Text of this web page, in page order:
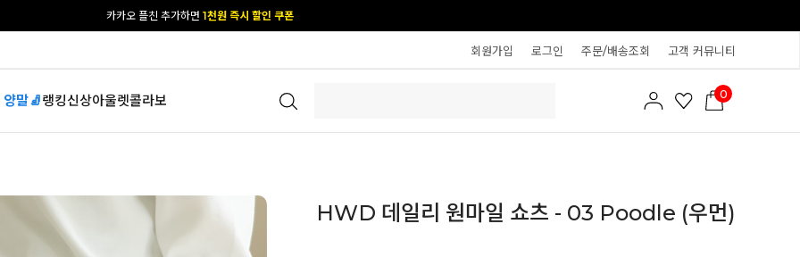
[공식몰 단독] 앱 다운받고2% 결제 할인 받기
회원가입 로그인 주문/배송조회 고객 커뮤니티
양말🧦랭킹신상아울렛콜라보 0
HWD 데일리 원마일 쇼츠 - 03 Poodle (우먼)